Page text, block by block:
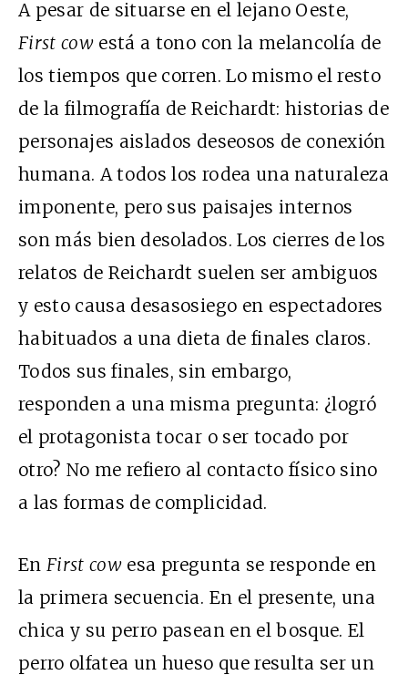
A pesar de situarse en el lejano Oeste,
First cow está a tono con la melancolía de
los tiempos que corren. Lo mismo el resto
de la filmografía de Reichardt: historias de
personajes aislados deseosos de conexión
humana. A todos los rodea una naturaleza
imponente, pero sus paisajes internos
son más bien desolados. Los cierres de los
relatos de Reichardt suelen ser ambiguos
y esto causa desasosiego en espectadores
habituados a una dieta de finales claros.
Todos sus finales, sin embargo,
responden a una misma pregunta: ¿logró
el protagonista tocar o ser tocado por
otro? No me refiero al contacto físico sino
a las formas de complicidad.
EnFirst cow esa pregunta se responde en
la primera secuencia. En el presente, una
chica y su perro pasean en el bosque. El
perro olfatea un hueso que resulta ser un